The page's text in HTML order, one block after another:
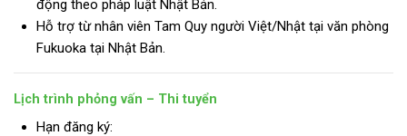
động theo pháp luật Nhật Bản.
Hỗ trợ từ nhân viên Tam Quy người Việt/Nhật tại văn phòng
Fukuoka tại Nhật Bản.
Lịch trình phỏng vấn – Thi tuyển
Hạn đăng ký: